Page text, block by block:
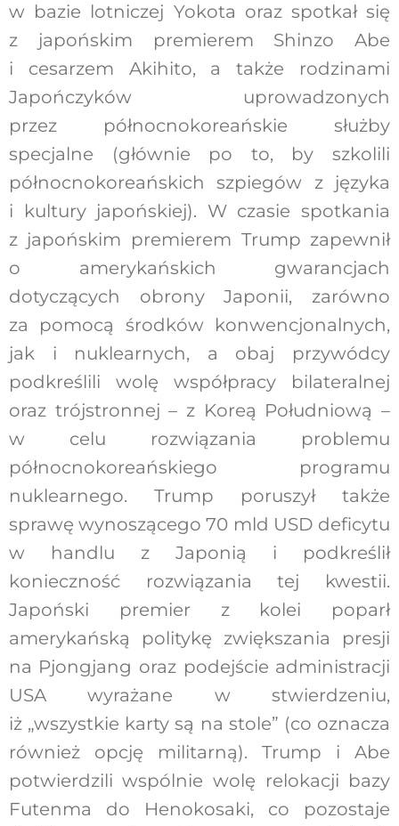
w bazie lotniczej Yokota oraz spotkał się
z japońskim premierem Shinzo Abe
i cesarzem Akihito, a także rodzinami
Japończyków uprowadzonych
przez północnokoreańskie służby
specjalne (głównie po to, by szkolili
północnokoreańskich szpiegów z języka
i kultury japońskiej). W czasie spotkania
z japońskim premierem Trump zapewnił
o amerykańskich gwarancjach
dotyczących obrony Japonii, zarówno
za pomocą środków konwencjonalnych,
jak i nuklearnych, a obaj przywódcy
podkreślili wolę współpracy bilateralnej
oraz trójstronnej – z Koreą Południową –
w celu rozwiązania problemu
północnokoreańskiego programu
nuklearnego. Trump poruszył także
sprawę wynoszącego 70 mld USD deficytu
w handlu z Japonią i podkreślił
konieczność rozwiązania tej kwestii.
Japoński premier z kolei poparł
amerykańską politykę zwiększania presji
na Pjongjang oraz podejście administracji
USA wyrażane w stwierdzeniu,
iż „wszystkie karty są na stole” (co oznacza
również opcję militarną). Trump i Abe
potwierdzili wspólnie wolę relokacji bazy
Futenma do Henokosaki, co pozostaje